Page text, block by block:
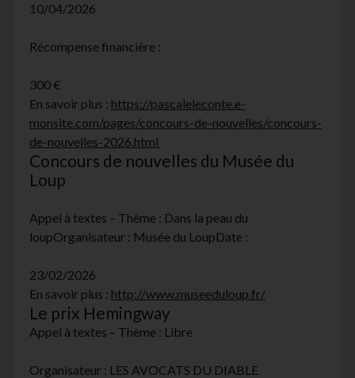
10/04/2026
Récompense financière :
300 €
En savoir plus : https://pascaleleconte.e-
monsite.com/pages/concours-de-nouvelles/concours-
de-nouvelles-2026.html
Concours de nouvelles du Musée du
Loup
Appel à textes – Thème : Dans la peau du
loupOrganisateur : Musée du LoupDate :
23/02/2026
En savoir plus : http://www.museeduloup.fr/
Le prix Hemingway
Appel à textes – Thème : Libre
Organisateur : LES AVOCATS DU DIABLE